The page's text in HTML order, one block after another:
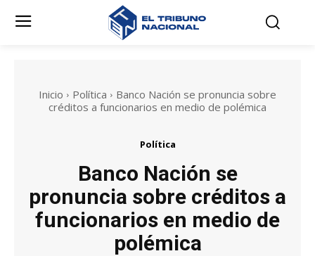
Inicio Política
Banco Nación se pronuncia sobre
créditos a funcionarios en medio de polémica
Política
Banco Nación se
pronuncia sobre créditos a
funcionarios en medio de
polémica